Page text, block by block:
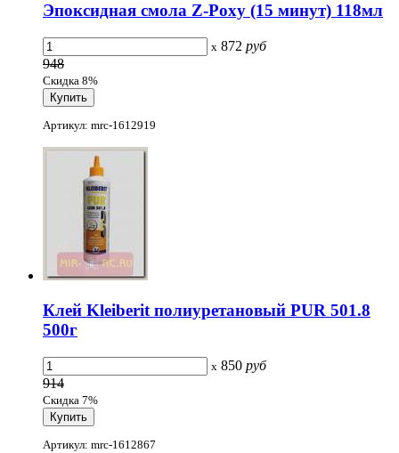
Эпоксидная смола Z-Poxy (15 минут) 118мл
x 872 руб
948
Скидка 8%
Артикул: mrc-1612919
Клей Kleiberit полиуретановый PUR 501.8
500г
x 850 руб
914
Скидка 7%
Артикул: mrc-1612867